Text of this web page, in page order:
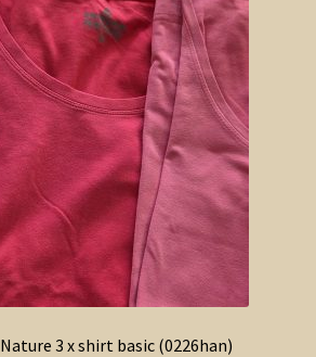
3 x shirt basic (0226han)